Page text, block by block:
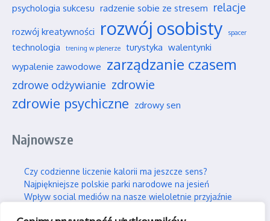
psychologia sukcesu radzenie sobie ze stresem relacje
rozwój kreatywności rozwój osobisty spacer
technologia trening w plenerze turystyka walentynki
wypalenie zawodowe zarządzanie czasem
zdrowe odżywianie zdrowie
zdrowie psychiczne zdrowy sen
Najnowsze
Czy codzienne liczenie kalorii ma jeszcze sens?
Najpiękniejsze polskie parki narodowe na jesień
Wpływ social mediów na nasze wieloletnie przyjaźnie